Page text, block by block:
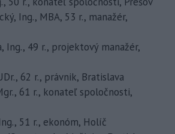
Ing., MBA, 53 r., manažér,
Ing., 49 r., projektový manažér,
62 r., právnik, Bratislava
61 r., konateľ spoločnosti,
51 r., ekonóm, Holíč